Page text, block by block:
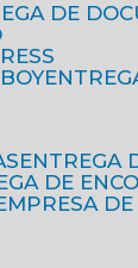
DE
DE
EMPRESA